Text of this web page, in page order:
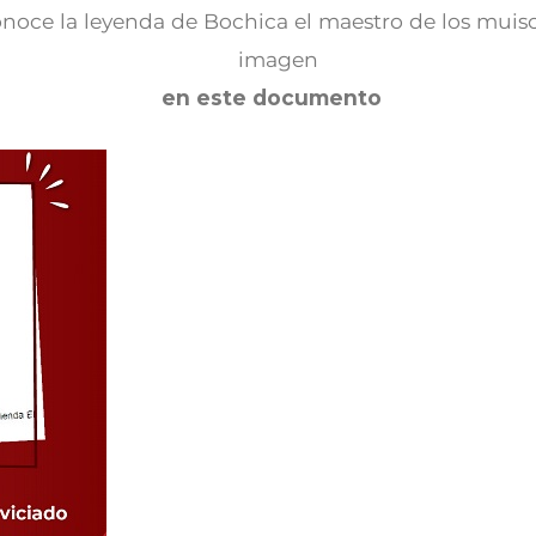
la leyenda de Bochica el maestro de los
en este docu​mento​